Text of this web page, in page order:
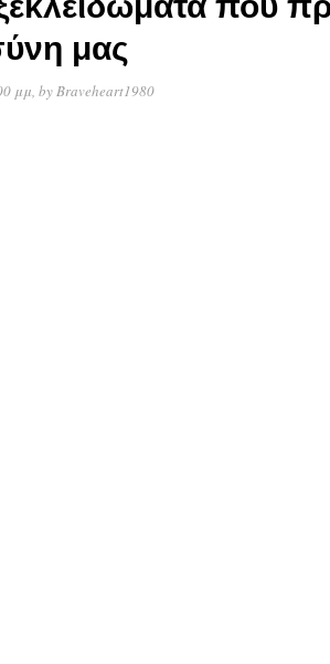
μας
μμ, byBraveheart1980